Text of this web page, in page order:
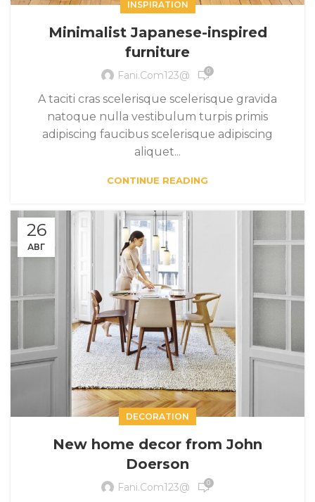
INSPIRATION
Minimalist Japanese-inspired
furniture
Fani.com123@ 0
A taciti cras scelerisque scelerisque gravida
natoque nulla vestibulum turpis primis
adipiscing faucibus scelerisque adipiscing
aliquet...
CONTINUE READING
26
АВГ
DECORATION
New home decor from John
Doerson
Fani.com123@ 0